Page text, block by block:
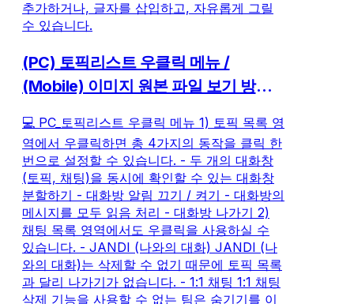
추가하거나, 글자를 삽입하고, 자유롭게 그릴
수 있습니다.
(PC) 토픽리스트 우클릭 메뉴 /
(Mobile) 이미지 원본 파일 보기 방법
💻 PC_토픽리스트 우클릭 메뉴 1) 토픽 목록 영
역에서 우클릭하면 총 4가지의 동작을 클릭 한
번으로 설정할 수 있습니다. - 두 개의 대화창
(토픽, 채팅)을 동시에 확인할 수 있는 대화창
분할하기 - 대화방 알림 끄기 / 켜기 - 대화방의
메시지를 모두 읽음 처리 - 대화방 나가기 2)
채팅 목록 영역에서도 우클릭을 사용하실 수
있습니다. - JANDI (나와의 대화) JANDI (나
와의 대화)는 삭제할 수 없기 때문에 토픽 목록
과 달리 나가기가 없습니다. - 1:1 채팅 1:1 채팅
삭제 기능을 사용할 수 없는 팀은 숨기기를 이